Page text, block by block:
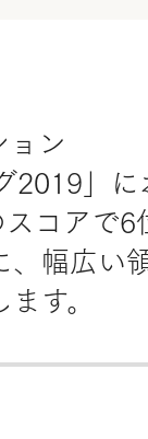
ン
2019」
コアで6
幅広い
す。